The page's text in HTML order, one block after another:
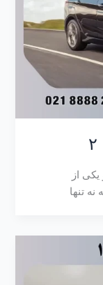
خودرو یکی از
تنها